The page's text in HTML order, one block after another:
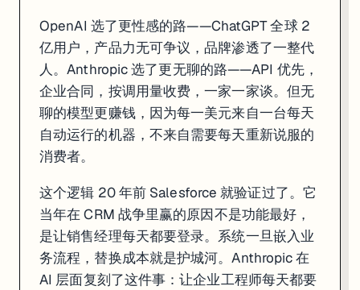
OpenAI 选了更性感的路——ChatGPT 全球 2
亿用户，产品力无可争议，品牌渗透了一整代
人。Anthropic 选了更无聊的路——API 优先，
企业合同，按调用量收费，一家一家谈。但无
聊的模型更赚钱，因为每一美元来自一台每天
自动运行的机器，不来自需要每天重新说服的
消费者。
这个逻辑 20 年前 Salesforce 就验证过了。它
当年在 CRM 战争里赢的原因不是功能最好，
是让销售经理每天都要登录。系统一旦嵌入业
务流程，替换成本就是护城河。Anthropic 在
AI 层面复刻了这件事：让企业工程师每天都要